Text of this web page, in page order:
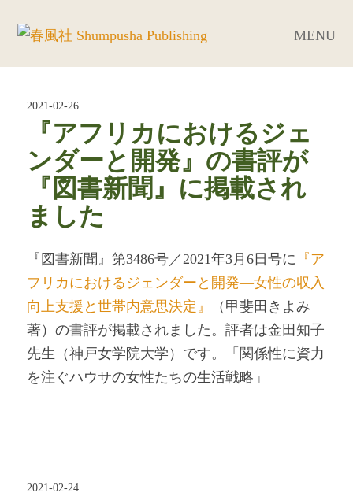
MENU
2021-02-26
『アフリカにおけるジェ
ンダーと開発』の書評が
『図書新聞』に掲載され
ました
『図書新聞』第3486号／2021年3月6日号に 『ア
フリカにおけるジェンダーと開発―女性の収入
向上支援と世帯内意思決定』
（甲斐田きよみ
著）の書評が掲載されました。評者は金田知子
先生（神戸女学院大学）です。「関係性に資力
を注ぐハウサの女性たちの生活戦略」
2021-02-24